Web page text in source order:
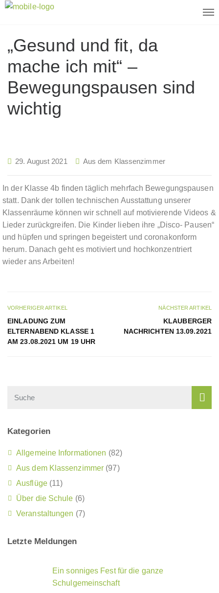
„Gesund und fit, da
mache ich mit“ –
Bewegungspausen sind
wichtig
29. August 2021 Aus dem Klassenzimmer
In der Klasse 4b finden täglich mehrfach Bewegungspausen
statt. Dank der tollen technischen Ausstattung unserer
Klassenräume können wir schnell auf motivierende Videos &
Lieder zurückgreifen. Die Kinder lieben ihre „Disco- Pausen“
und hüpfen und springen begeistert und coronakonform
herum. Danach geht es motiviert und hochkonzentriert
wieder ans Arbeiten!
VORHERIGER ARTIKEL
EINLADUNG ZUM
ELTERNABEND KLASSE 1
AM 23.08.2021 UM 19 UHR
NÄCHSTER ARTIKEL
KLAUBERGER
NACHRICHTEN 13.09.2021
Kategorien
Allgemeine Informationen (82)
Aus dem Klassenzimmer (97)
Ausflüge(11)
Über die Schule (6)
Veranstaltungen (7)
Letzte Meldungen
Ein sonniges Fest für die ganze
Schulgemeinschaft